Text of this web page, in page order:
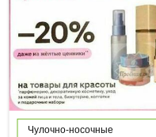
Чулочно-носочные